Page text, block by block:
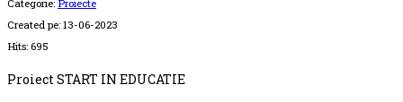
Categorie: Proiecte
Created pe: 13-06-2023
Hits: 695
Proiect START IN EDUCATIE